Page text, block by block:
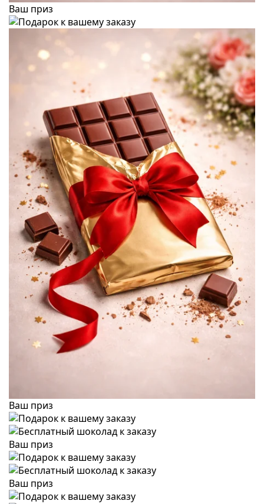
Ваш приз
Ваш приз
Ваш приз
Ваш приз